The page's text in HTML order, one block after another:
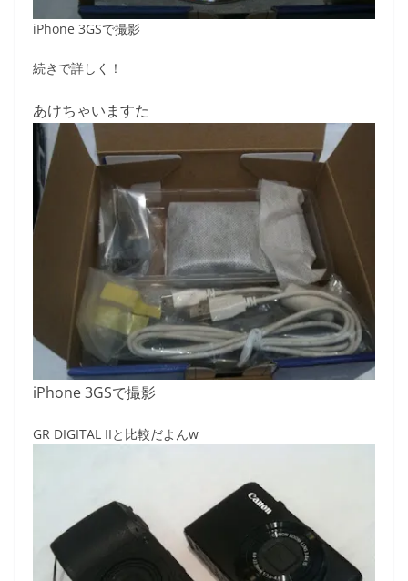
iPhone 3GSで撮影
続きで詳しく！
あけちゃいますた
iPhone 3GSで撮影
GR DIGITAL IIと比較だよんw